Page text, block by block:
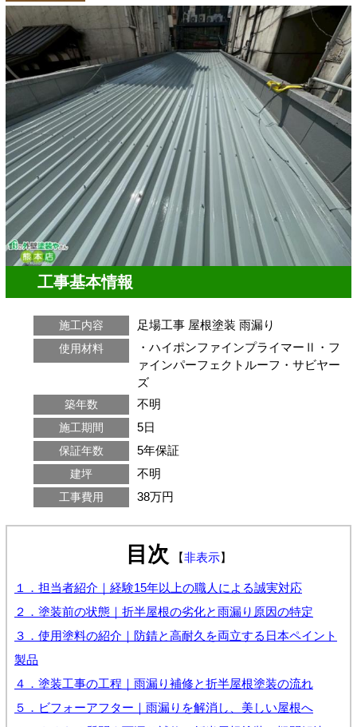
工事基本情報
施工内容 足場工事 屋根塗装 雨漏り
使用材料
・ハイポンファインプライマーⅡ・フ
ァインパーフェクトルーフ・サビヤー
ズ
築年数 不明
施工期間 5日
保証年数 5年保証
建坪 不明
工事費用 38万円
目次 【非表示】
１．担当者紹介｜経験15年以上の職人による誠実対応
２．塗装前の状態｜折半屋根の劣化と雨漏り原因の特定
３．使用塗料の紹介｜防錆と高耐久を両立する日本ペイント
製品
４．塗装工事の工程｜雨漏り補修と折半屋根塗装の流れ
５．ビフォーアフター｜雨漏りを解消し、美しい屋根へ